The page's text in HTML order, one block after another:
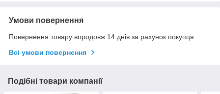
Умови повернення
Повернення товару впродовж 14 днів за рахунок покупця
Всі умови повернення
Подібні товари компанії